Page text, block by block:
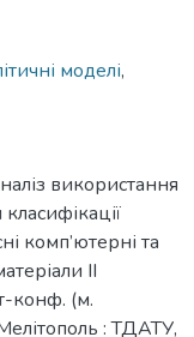
моделі,
використання
комп’ютерні та
ІІ
конф. (м.
: ТДАТУ,